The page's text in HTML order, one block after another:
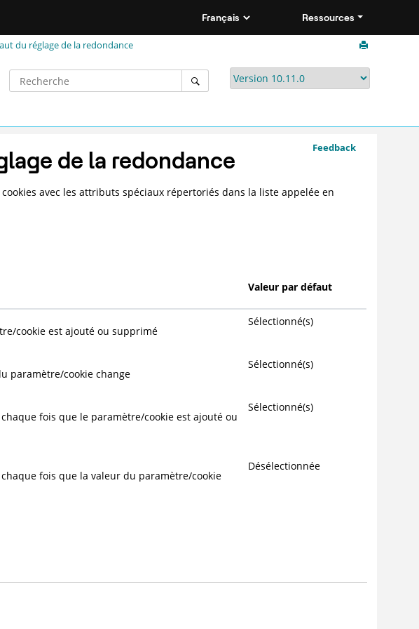
Ressources
du réglage de la redondance
Feedback
de la redondance
avec les attributs spéciaux répertoriés dans la liste appelée en
Valeur par défaut
cookie est ajouté ou supprimé
Sélectionné(s)
paramètre/cookie change
Sélectionné(s)
fois que le paramètre/cookie est ajouté ou
Sélectionné(s)
fois que la valeur du paramètre/cookie
Désélectionnée